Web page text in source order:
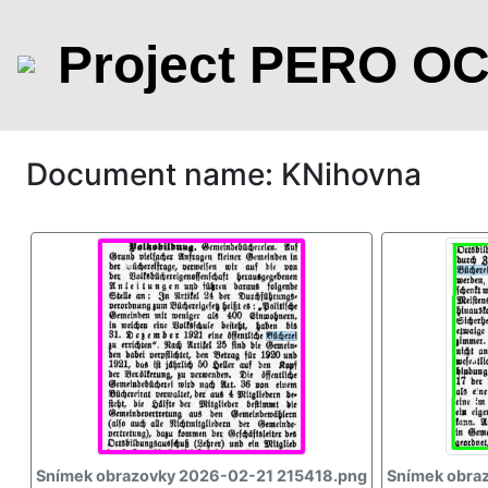
Project PERO
Document name: KNihovna
Snímek obrazovky 2026-02-21 215418.png Snímek